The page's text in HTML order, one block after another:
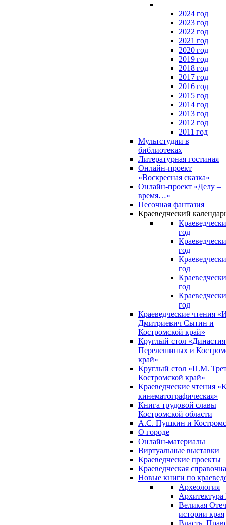
2024 год
2023 год
2022 год
2021 год
2020 год
2019 год
2018 год
2017 год
2016 год
2015 год
2014 год
2013 год
2012 год
2011 год
Мультстудии в
библиотеках
Литературная гостиная
Онлайн-проект
«Воскресная сказка»
Онлайн-проект «Делу –
время…»
Песочная фантазия
Краеведческий
год
год
год
год
год
Краеведческие чтения
Дмитриевич Сытин и
Костромской край»
Круглый стол
Перелешиных и
край»
Круглый стол «П.М.
Костромской край»
Краеведческие чтения
кинематографическая»
Книга трудовой славы
Костромской области
А.С. Пушкин и
О городе
Онлайн-материалы
Виртуальные выставки
Краеведческие проекты
Краеведческая
Новые книги по
Археология
Архитектура
Великая
истории края
Власть.